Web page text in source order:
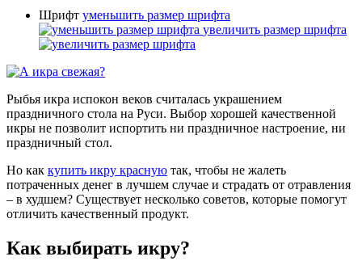
Шрифт уменьшить размер шрифта
увеличить размер шрифта
Рыбья икра испокон веков считалась украшением
праздничного стола на Руси. Выбор хорошей качественной
икры не позволит испортить ни праздничное настроение, ни
праздничный стол.
Но как купить икру красную так, чтобы не жалеть
потраченных денег в лучшем случае и страдать от отравления
– в худшем? Существует несколько советов, которые помогут
отличить качественный продукт.
Как выбирать икру?